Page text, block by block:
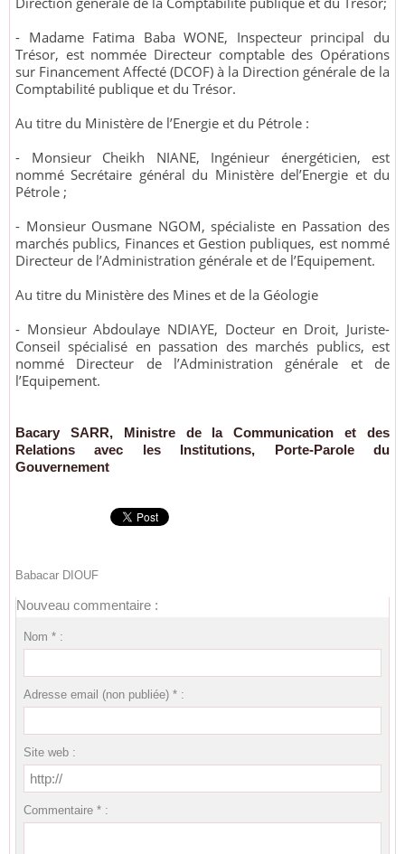
- Madame Fatima Baba WONE, Inspecteur principal du
Trésor, est nommée Directeur comptable des Opérations
sur Financement Affecté (DCOF) à la Direction générale de la
Comptabilité publique et du Trésor.
Au titre du Ministère de l’Energie et du Pétrole :
- Monsieur Cheikh NIANE, Ingénieur énergéticien, est
nommé Secrétaire général du Ministère del’Energie et du
Pétrole ;
- Monsieur Ousmane NGOM, spécialiste en Passation des
marchés publics, Finances et Gestion publiques, est nommé
Directeur de l’Administration générale et de l’Equipement.
Au titre du Ministère des Mines et de la Géologie
- Monsieur Abdoulaye NDIAYE, Docteur en Droit, Juriste-
Conseil spécialisé en passation des marchés publics, est
nommé Directeur de l’Administration générale et de
l’Equipement.
Bacary SARR, Ministre de la Communication et des
Relations avec les Institutions, Porte-Parole du
Gouvernement
Babacar DIOUF
Nouveau commentaire :
Nom * :
Adresse email (non publiée) * :
Site web :
Commentaire * :